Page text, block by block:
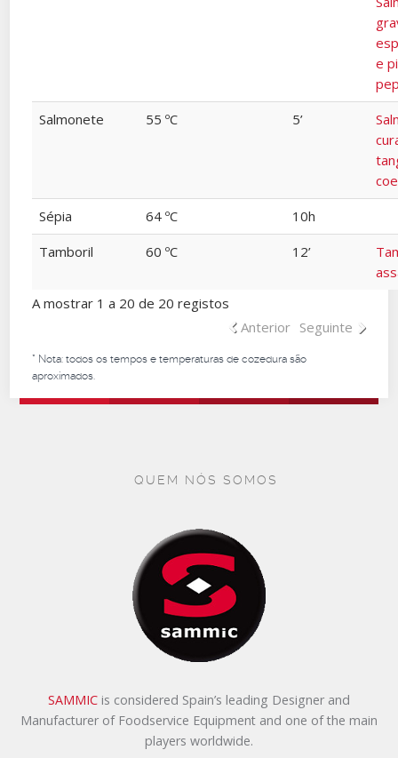
e
Salmonete
55 ºC 5’
Sépia
64 ºC
10h
Tamboril
60 ºC 12’
A mostrar 1 a 20 de 20 registos
Anterior Seguinte
* Nota: todos os tempos e temperaturas de cozedura são
aproximados.
QUEM NÓS SOMOS
SAMMIC is considered Spain’s leading Designer and
Manufacturer of Foodservice Equipment and one of the main
players worldwide.